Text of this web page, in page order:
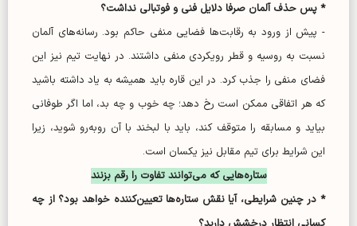
* پس حذف آلمان صرفا دلایل فنی و فوتبالی نداشت؟
- پیش از ورود به رقابت‌ها فضایی منفی حاکم بود. رسانه‌های آلمان
نسبت به روسیه و قطر رویکردی منفی داشتند. در نهایت تیم نیز این
فضای منفی را جذب کرد. در این قاره باید همیشه به یاد داشته باشید
که هر اتفاقی ممکن است رخ دهد؛ چه خوب و چه بد، اما اگر طوفانی
بیاید و مسابقه را متوقف کند، باید با لبخند با آن رو‌به‌رو شوید، زیرا
این شرایط برای تیم مقابل نیز یکسان است.
ستاره‌هایی که می‌توانند تفاوت را رقم بزنند
* در چنین شرایطی، آیا نقش ستاره‌ها تعیین‌کننده خواهد بود؟ از چه